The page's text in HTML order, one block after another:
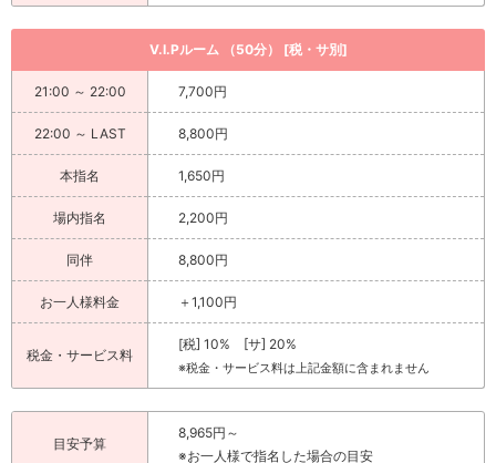
V.I.Pルーム （50分） [税・サ別]
21:00 ～ 22:00 7,700円
22:00 ～ LAST 8,800円
本指名 1,650円
場内指名 2,200円
同伴 8,800円
お一人様料金 ＋1,100円
税金・サービス料
[税] 10% [サ] 20%
※税金・サービス料は上記金額に含まれません
目安予算
8,965円～
※お一人様で指名した場合の目安